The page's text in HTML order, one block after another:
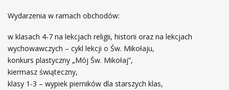
Wydarzenia w ramach obchodów:
w klasach 4-7 na lekcjach religii, historii oraz na lekcjach
wychowawczych – cykl lekcji o Św. Mikołaju,
konkurs plastyczny „Mój Św. Mikołaj”,
kiermasz świąteczny,
klasy 1-3 – wypiek pierników dla starszych klas,